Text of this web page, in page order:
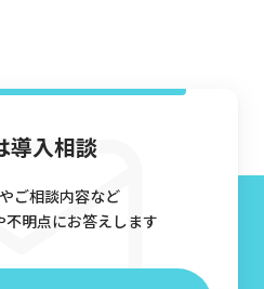
導入相談
ご相談内容など
不明点にお答えします